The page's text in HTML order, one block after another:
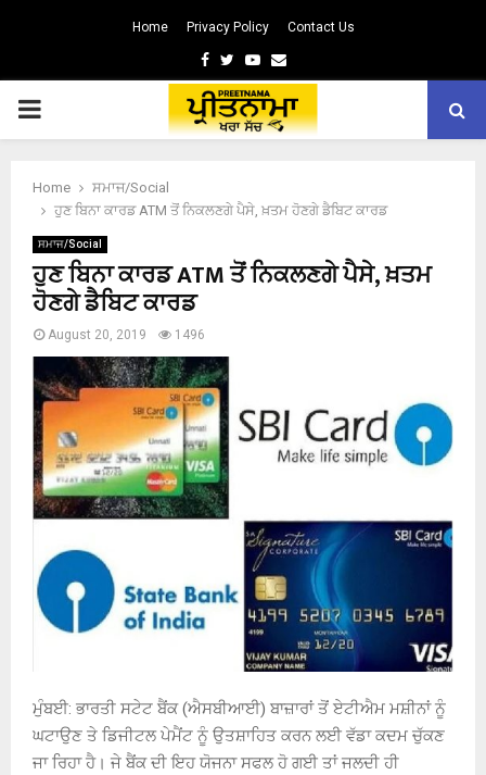
Home Privacy Policy Contact Us
Facebook
TwitterYoutube
Email
PRIMARY
Home
ਸਮਾਜ/Social
ਹੁਣ ਬਿਨਾ ਕਾਰਡ ATM ਤੋਂ ਨਿਕਲਣਗੇ ਪੈਸੇ, ਖ਼ਤਮ ਹੋਣਗੇ ਡੈਬਿਟ ਕਾਰਡ
ਸਮਾਜ/Social
ਹੁਣ ਬਿਨਾ ਕਾਰਡ ATM ਤੋਂ ਨਿਕਲਣਗੇ ਪੈਸੇ, ਖ਼ਤਮ
ਹੋਣਗੇ ਡੈਬਿਟ ਕਾਰਡ
August 20, 2019 1496
ਮੁੰਬਈ: ਭਾਰਤੀ ਸਟੇਟ ਬੈਂਕ (ਐਸਬੀਆਈ) ਬਾਜ਼ਾਰਾਂ ਤੋਂ ਏਟੀਐਮ ਮਸ਼ੀਨਾਂ ਨੂੰ
ਘਟਾਉਣ ਤੇ ਡਿਜੀਟਲ ਪੇਮੈਂਟ ਨੂੰ ਉਤਸ਼ਾਹਿਤ ਕਰਨ ਲਈ ਵੱਡਾ ਕਦਮ ਚੁੱਕਣ
ਜਾ ਰਿਹਾ ਹੈ। ਜੇ ਬੈਂਕ ਦੀ ਇਹ ਯੋਜਨਾ ਸਫਲ ਹੋ ਗਈ ਤਾਂ ਜਲਦੀ ਹੀ